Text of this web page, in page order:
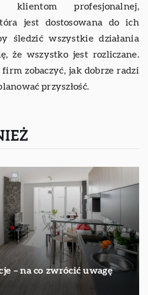
klientom profesjonalnej,
jest dostosowana do ich
śledzić wszystkie działania
że wszystko jest rozliczane.
zobaczyć, jak dobrze radzi
przyszłość.
– na co zwrócić uwagę